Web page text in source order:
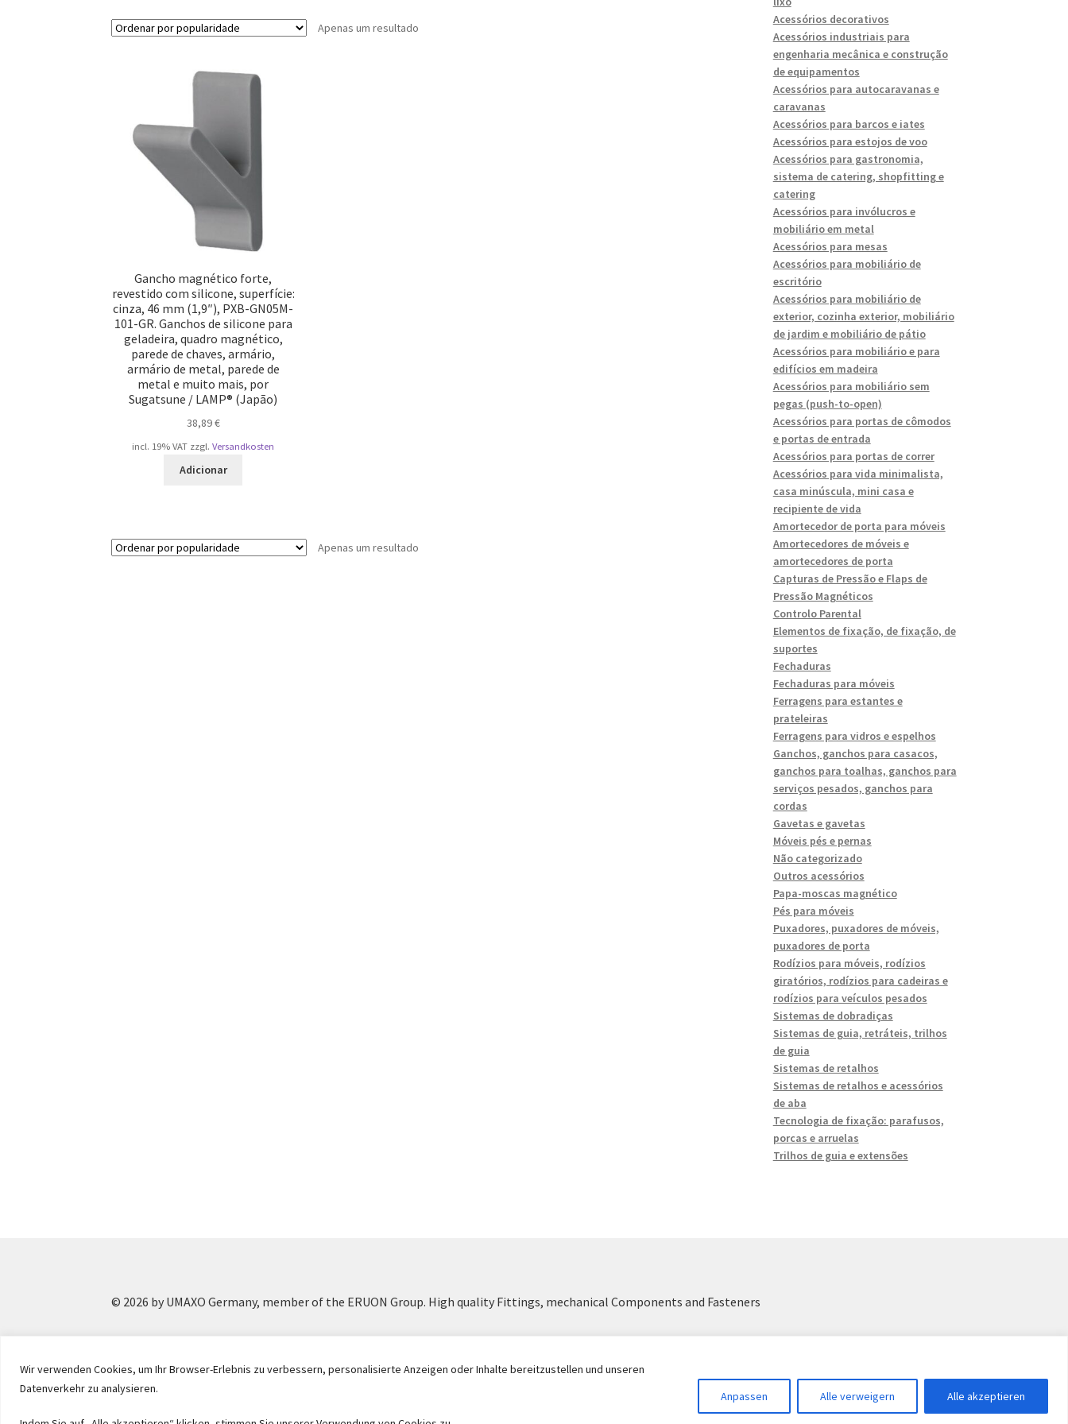
Wir verwenden Cookies, um Ihr Browser-Erlebnis zu verbessern, personalisierte Anzeigen oder Inhalte bereitzustellen und unseren
Datenverkehr zu analysieren.
Anpassen Alle verweigern Alle akzeptieren
Apenas um resultado
Gancho magnético forte,
revestido com silicone, superfície:
cinza, 46 mm (1,9″), PXB-GN05M-
101-GR. Ganchos de silicone para
geladeira, quadro magnético,
parede de chaves, armário,
armário de metal, parede de
metal e muito mais, por
Sugatsune / LAMP® (Japão)
38,89€
incl. 19% VAT zzgl.Versandkosten
Adicionar
Apenas um resultado
Acessórios decorativos
Acessórios industriais para
engenharia mecânica e construção
de equipamentos
Acessórios para autocaravanas e
caravanas
Acessórios para barcos e iates
Acessórios para estojos de voo
Acessórios para gastronomia,
sistema de catering, shopfitting e
catering
Acessórios para invólucros e
mobiliário em metal
Acessórios para mesas
Acessórios para mobiliário de
escritório
Acessórios para mobiliário de
exterior, cozinha exterior, mobiliário
de jardim e mobiliário de pátio
Acessórios para mobiliário e para
edifícios em madeira
Acessórios para mobiliário sem
pegas (push-to-open)
Acessórios para portas de cômodos
e portas de entrada
Acessórios para portas de correr
Acessórios para vida minimalista,
casa minúscula, mini casa e
recipiente de vida
Amortecedor de porta para móveis
Amortecedores de móveis e
amortecedores de porta
Capturas de Pressão e Flaps de
Pressão Magnéticos
Controlo Parental
Elementos de fixação, de fixação, de
suportes
Fechaduras
Fechaduras para móveis
Ferragens para estantes e
prateleiras
Ferragens para vidros e espelhos
Ganchos, ganchos para casacos,
ganchos para toalhas, ganchos para
serviços pesados, ganchos para
cordas
Gavetas e gavetas
Móveis pés e pernas
Não categorizado
Outros acessórios
Papa-moscas magnético
Pés para móveis
Puxadores, puxadores de móveis,
puxadores de porta
Rodízios para móveis, rodízios
giratórios, rodízios para cadeiras e
rodízios para veículos pesados
Sistemas de dobradiças
Sistemas de guia, retráteis, trilhos
de guia
Sistemas de retalhos
Sistemas de retalhos e acessórios
de aba
Tecnologia de fixação: parafusos,
porcas e arruelas
Trilhos de guia e extensões
© 2026 by UMAXO Germany, member of the ERUON Group. High quality Fittings, mechanical Components and Fasteners
Withdraw from contract